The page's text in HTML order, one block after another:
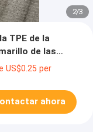
2/3
TPE de la
de las
US$0.25 per
ahora